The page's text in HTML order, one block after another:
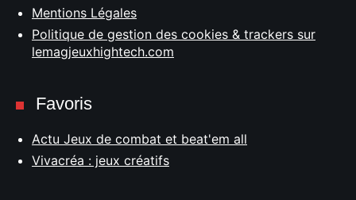
Mentions Légales
Politique de gestion des cookies & trackers sur
lemagjeuxhightech.com
Favoris
Actu Jeux de combat et beat'em all
Vivacréa : jeux créatifs